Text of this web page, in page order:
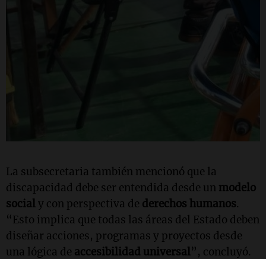
La subsecretaria también mencionó que la
discapacidad debe ser entendida desde un modelo
socialy con perspectiva de derechos humanos.
“Esto implica que todas las áreas del Estado deben
diseñar acciones, programas y proyectos desde
una lógica de accesibilidad universal”, concluyó.